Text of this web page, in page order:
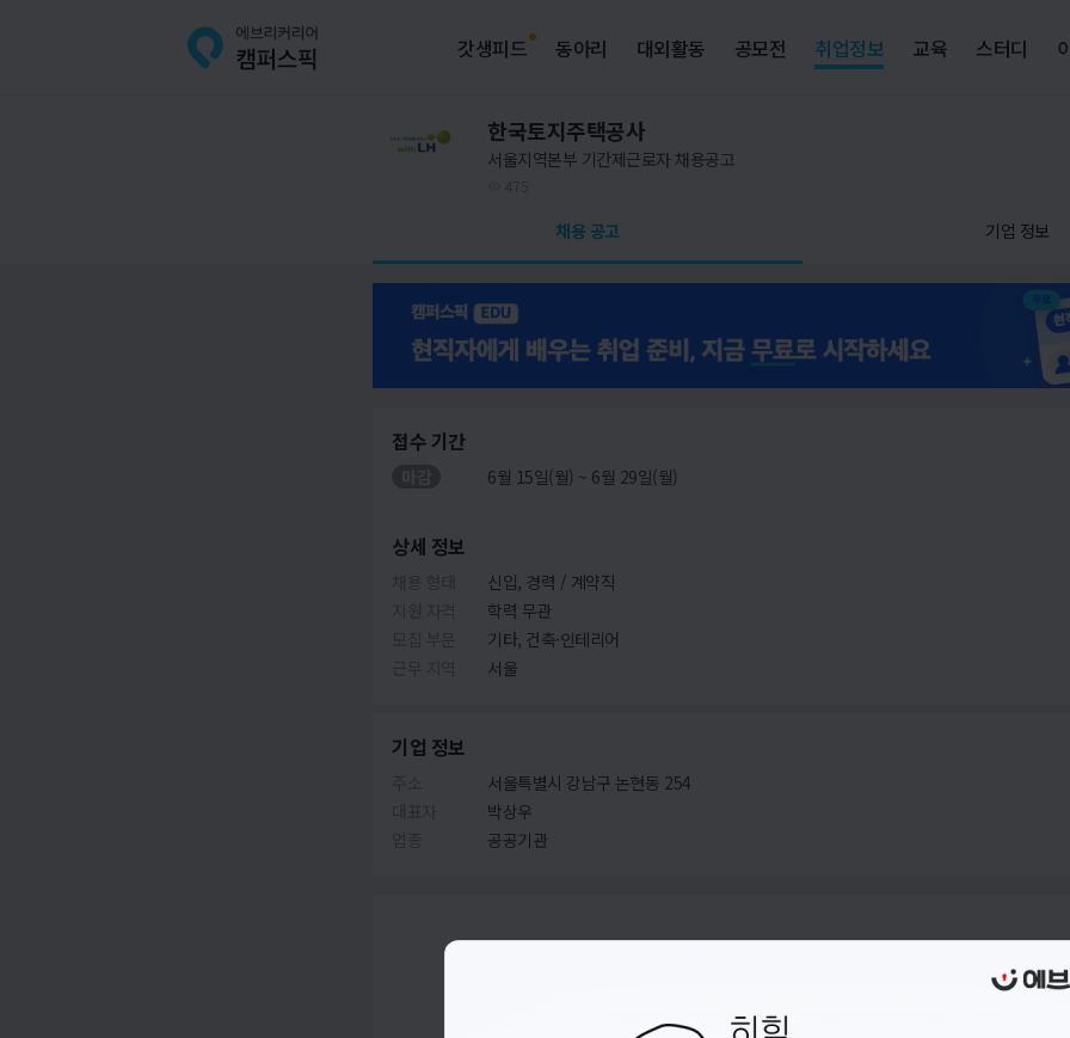
갓생피드 동아리 대외활동 공모전 취업정보 교육 스터디
한국토지주택공사
서울지역본부 기간제근로자 채용공고
채용 공고 기업 정보
접수 기간
6월 15일(월) ~ 6월 29일(월)
상세 정보
신입, 경력 / 계약직
학력 무관
기타, 건축·인테리어
서울
기업 정보
서울특별시 강남구 논현동 254
박상우
공공기관